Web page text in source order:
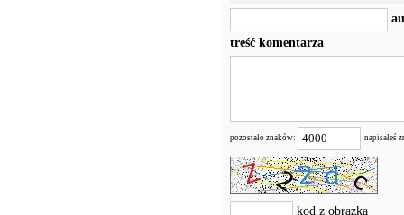
treść komentarza
pozostało znaków: napisałeś
kod z obrazka